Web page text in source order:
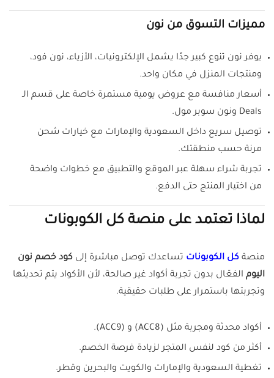
مميزات التسوق من نون
يوفر نون تنوع كبير جدًا يشمل الإلكترونيات، الأزياء، نون فود،
ومنتجات المنزل في مكان واحد.
أسعار منافسة مع عروض يومية مستمرة خاصة على قسم الـ
Deals ونون سوبر مول.
توصيل سريع داخل السعودية والإمارات مع خيارات شحن
مرنة حسب منطقتك.
تجربة شراء سهلة عبر الموقع والتطبيق مع خطوات واضحة
من اختيار المنتج حتى الدفع.
لماذا تعتمد على منصة كل الكوبونات
منصة كل الكوبونات تساعدك توصل مباشرة إلى كود خصم نون
اليوم الفعّال بدون تجربة أكواد غير صالحة، لأن الأكواد يتم تحديثها
وتجربتها باستمرار على طلبات حقيقية.
أكواد محدثة ومجربة مثل (ACC8) و (ACC9).
أكثر من كود لنفس المتجر لزيادة فرصة الخصم.
تغطية السعودية والإمارات والكويت والبحرين وقطر.